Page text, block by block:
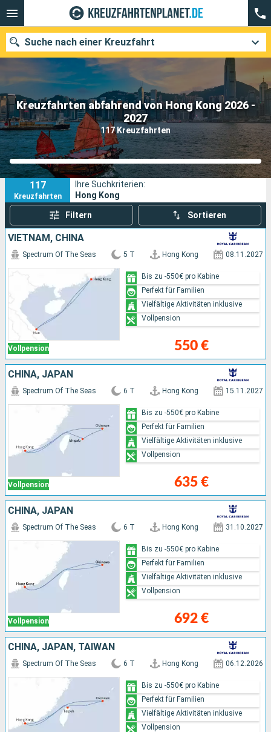
Kreuzfahrten abfahrend von Hong Kong 2026 -
2027
117 Kreuzfahrten
Suche nach einer Kreuzfahrt
Unsere Ziele
Abfahrtsmonat
Häfen Reedereien
117
Kreuzfahrten
Ihre Suchkriterien:
Hong Kong
Filtern Sortieren
VIETNAM, CHINA
Vollpension
Spectrum Of The Seas 5 T Hong Kong 08.11.2027
550 €
Bis zu -550€ pro Kabine
Perfekt für Familien
Vielfältige Aktivitäten inklusive
Vollpension
CHINA, JAPAN
Vollpension
Spectrum Of The Seas 6 T Hong Kong 15.11.2027
635 €
Bis zu -550€ pro Kabine
Perfekt für Familien
Vielfältige Aktivitäten inklusive
Vollpension
CHINA, JAPAN
Vollpension
Spectrum Of The Seas 6 T Hong Kong 31.10.2027
692 €
Bis zu -550€ pro Kabine
Perfekt für Familien
Vielfältige Aktivitäten inklusive
Vollpension
CHINA, JAPAN, TAIWAN
Spectrum Of The Seas 6 T Hong Kong 06.12.2026
Bis zu -550€ pro Kabine
Perfekt für Familien
Vielfältige Aktivitäten inklusive
Vollpension